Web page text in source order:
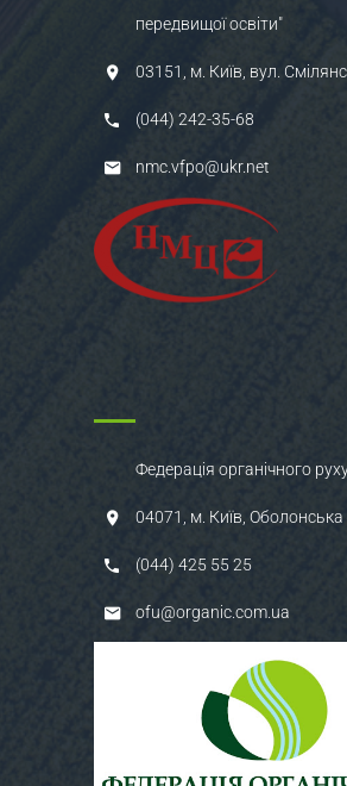
передвищої освіти"
03151, м. Київ, вул.
(044) 242-35-68
nmc.vfpo@ukr.net
Федерація органічного
04071, м. Київ, Оболонська
(044) 425 55 25
ofu@organic.com.ua